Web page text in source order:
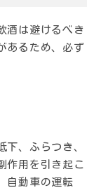
酒は避けるべき
あるため、必ず
下、ふらつき、
作用を引き起こ
自動車の運転